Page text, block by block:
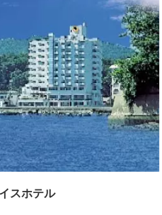
スホテル